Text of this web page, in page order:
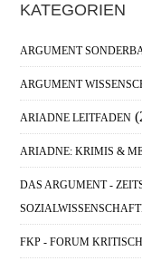
Haupt-
Sidebar
KATEGORIEN
ARGUMENT
ARGUMENT
ARIADNE LEITFADEN
ARIADNE: KRIMIS &
DAS ARGUMENT -
FKP - FORUM